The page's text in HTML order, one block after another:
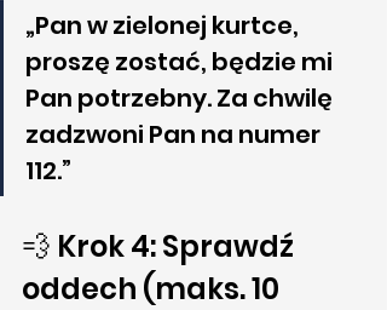
„Pan w zielonej kurtce,
proszę zostać, będzie mi
Pan potrzebny. Za chwilę
zadzwoni Pan na numer
112.”
💨 Krok 4: Sprawdź
oddech (maks. 10